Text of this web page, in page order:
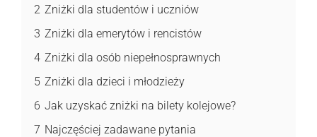
2 Zniżki dla studentów i uczniów
3 Zniżki dla emerytów i rencistów
4 Zniżki dla osób niepełnosprawnych
5 Zniżki dla dzieci i młodzieży
6 Jak uzyskać zniżki na bilety kolejowe?
7 Najczęściej zadawane pytania